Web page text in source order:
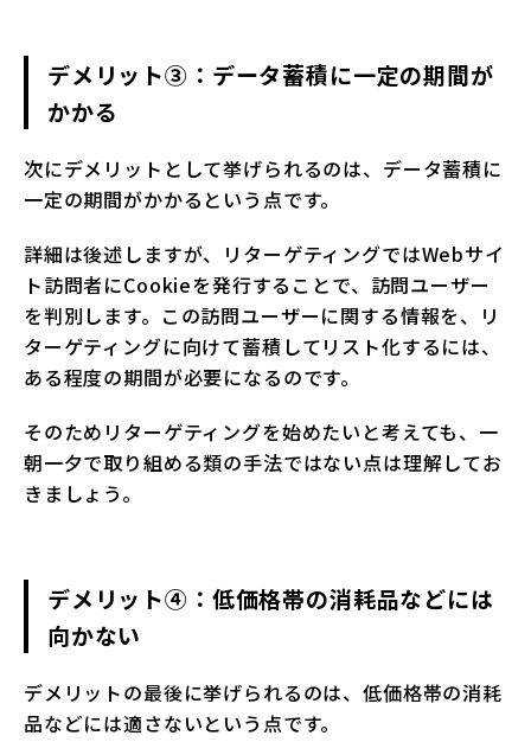
デメリット③：データ蓄積に一定の期間が
かかる
次にデメリットとして挙げられるのは、データ蓄積に
一定の期間がかかるという点です。
詳細は後述しますが、リターゲティングではWebサイ
ト訪問者にCookieを発行することで、訪問ユーザー
を判別します。この訪問ユーザーに関する情報を、リ
ターゲティングに向けて蓄積してリスト化するには、
ある程度の期間が必要になるのです。
そのためリターゲティングを始めたいと考えても、一
朝一夕で取り組める類の手法ではない点は理解してお
きましょう。
デメリット④：低価格帯の消耗品などには
向かない
デメリットの最後に挙げられるのは、低価格帯の消耗
品などには適さないという点です。